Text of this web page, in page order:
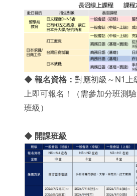
◆ 報名資格： 對應初級～N1上
上即可報名！（需參加分班測
班級）
◆ 開課班級